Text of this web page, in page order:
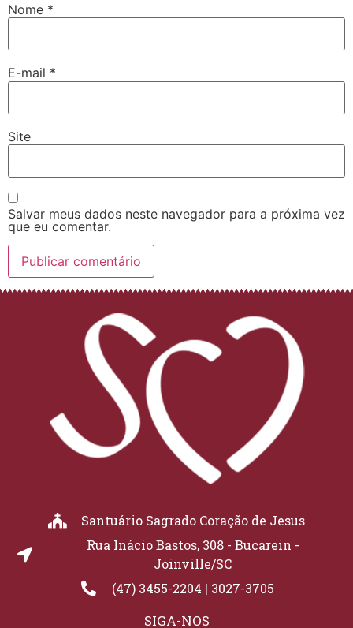
Nome *
E-mail *
Site
Salvar meus dados neste navegador para a próxima vez
que eu comentar.
Santuário Sagrado Coração de Jesus
Rua Inácio Bastos, 308 - Bucarein -
Joinville/SC
(47) 3455-2204 | 3027-3705
SIGA-NOS